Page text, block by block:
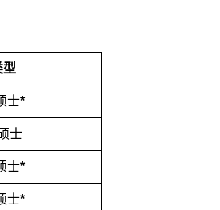
型
士*
士
士*
士*